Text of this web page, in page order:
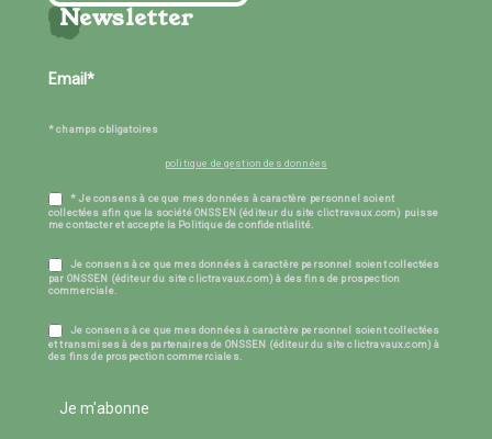
Newsletter
* champs obligatoires
politique de gestion des données
* Je consens à ce que mes données à caractère personnel soient
collectées afin que la société ONSSEN (éditeur du site clictravaux.com) puisse
me contacter et accepte la Politique de confidentialité.
Je consens à ce que mes données à caractère personnel soient collectées
par ONSSEN (éditeur du site clictravaux.com) à des fins de prospection
commerciale.
Je consens à ce que mes données à caractère personnel soient collectées
et transmises à des partenaires de ONSSEN (éditeur du site clictravaux.com) à
des fins de prospection commerciales.
Je m'abonne